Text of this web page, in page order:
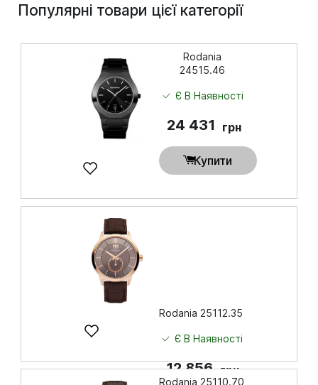
Популярні товари цієї категорії
Rodania
24515.46
Є В Наявності
24 431 грн
Купити
Rodania 25112.35
Є В Наявності
12 856 грн
Rodania 25110.70